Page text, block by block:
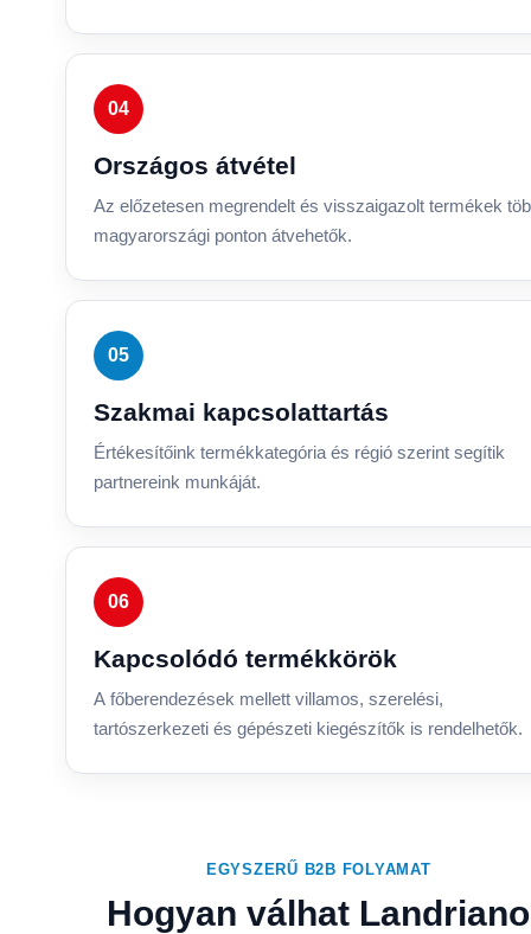
04
Országos átvétel
Az előzetesen megrendelt és visszaigazolt termékek
magyarországi ponton átvehetők.
05
Szakmai kapcsolattartás
Értékesítőink termékkategória és régió szerint segítik
partnereink munkáját.
06
Kapcsolódó termékkörök
A főberendezések mellett villamos, szerelési,
tartószerkezeti és gépészeti kiegészítők is rendelhetők.
EGYSZERŰ B2B FOLYAMAT
Hogyan válhat Landriano